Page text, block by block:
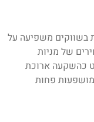
בשווקים משפיעה על
של מניות
כהשקעה ארוכת
מושפעות פחות